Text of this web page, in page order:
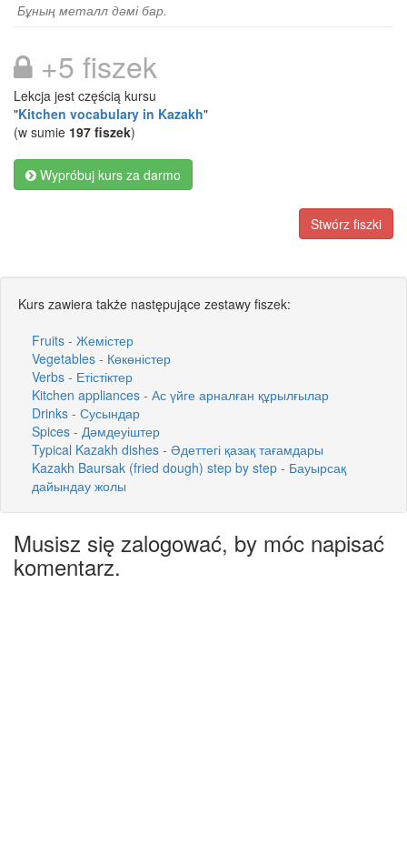
Бұның металл дәмі бар.
+5 fiszek
Lekcja jest częścią kursu
"Kitchen vocabulary in Kazakh"
(w sumie 197 fiszek)
Wypróbuj kurs za darmo
Stwórz fiszki
Kurs zawiera także następujące zestawy fiszek:
Fruits - Жемістер
Vegetables - Көкөністер
Verbs - Етістіктер
Kitchen appliances - Ас үйге арналған құрылғылар
Drinks - Сусындар
Spices - Дәмдеуіштер
Typical Kazakh dishes - Әдеттегі қазақ тағамдары
Kazakh Baursak (fried dough) step by step - Бауырсақ
дайындау жолы
Musisz się zalogować, by móc napisać
komentarz.